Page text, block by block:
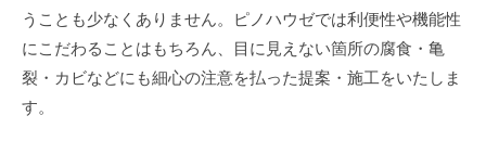
うことも少なくありません。ピノハウゼでは利便性や機能性
にこだわることはもちろん、目に見えない箇所の腐食・亀
裂・カビなどにも細心の注意を払った提案・施工をいたしま
す。